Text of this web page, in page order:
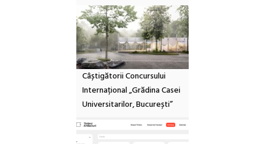
Câștigătorii Concursului
Internațional „Grădina Casei
Universitarilor, București”